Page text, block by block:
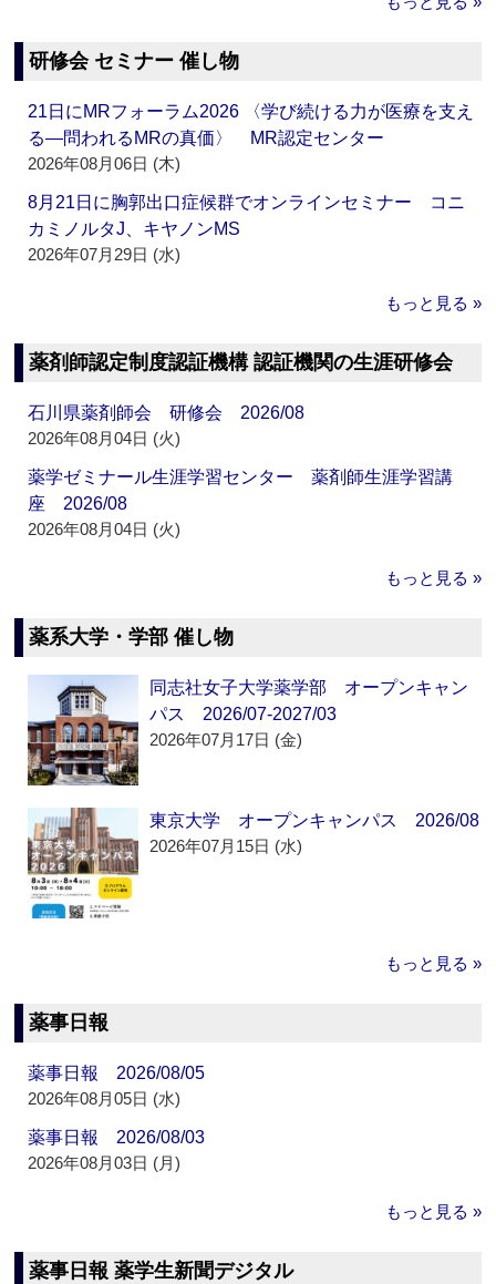
研修会 セミナー 催し物
21日にMRフォーラム2026 〈学び続ける力が医療を支え
る―問われるMRの真価〉 MR認定センター
2026年08月06日 (木)
8月21日に胸郭出口症候群でオンラインセミナー コニ
カミノルタJ、キヤノンMS
2026年07月29日 (水)
もっと見る »
薬剤師認定制度認証機構 認証機関の生涯研修会
石川県薬剤師会 研修会 2026/08
2026年08月04日 (火)
薬学ゼミナール生涯学習センター 薬剤師生涯学習講
座 2026/08
2026年08月04日 (火)
もっと見る »
薬系大学・学部 催し物
同志社女子大学薬学部 オープンキャン
パス 2026/07-2027/03
2026年07月17日 (金)
東京大学 オープンキャンパス 2026/08
2026年07月15日 (水)
もっと見る »
薬事日報
薬事日報 2026/08/05
2026年08月05日 (水)
薬事日報 2026/08/03
2026年08月03日 (月)
もっと見る »
薬事日報 薬学生新聞デジタル